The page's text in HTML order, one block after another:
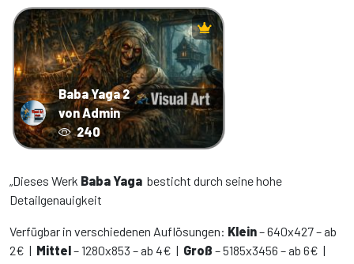
Baba Yaga 2
von Admin
240
„Dieses Werk Baba Yaga besticht durch seine hohe
Detailgenauigkeit
Verfügbar in verschiedenen Auflösungen: Klein– 640x427 – ab
2€ | Mittel– 1280x853 – ab 4€ | Groß – 5185x3456 – ab 6€ |